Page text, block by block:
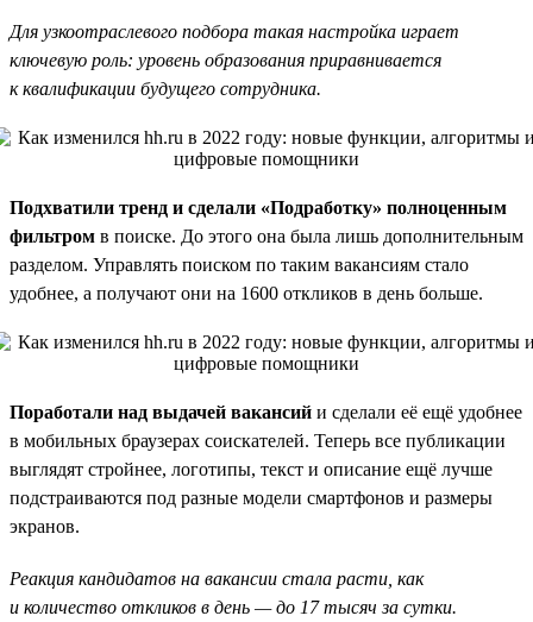
Для узкоотраслевого подбора такая настройка играет
ключевую роль: уровень образования приравнивается
к квалификации будущего сотрудника.
Подхватили тренд и сделали «Подработку» полноценным
фильтром в поиске. До этого она была лишь дополнительным
разделом. Управлять поиском по таким вакансиям стало
удобнее, а получают они на 1600 откликов в день больше.
Поработали над выдачей вакансий и сделали её ещё удобнее
в мобильных браузерах соискателей. Теперь все публикации
выглядят стройнее, логотипы, текст и описание ещё лучше
подстраиваются под разные модели смартфонов и размеры
экранов.
Реакция кандидатов на вакансии стала расти, как
и количество откликов в день — до 17 тысяч за сутки.